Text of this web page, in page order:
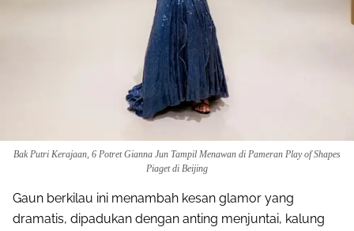
Bak Putri Kerajaan, 6 Potret Gianna Jun Tampil Menawan di Pameran Play of Shapes
Piaget di Beijing
Gaun berkilau ini menambah kesan glamor yang
dramatis, dipadukan dengan anting menjuntai, kalung